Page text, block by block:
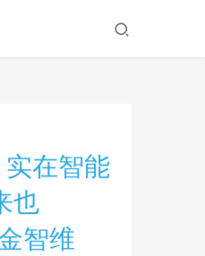
实在智能
也
智维